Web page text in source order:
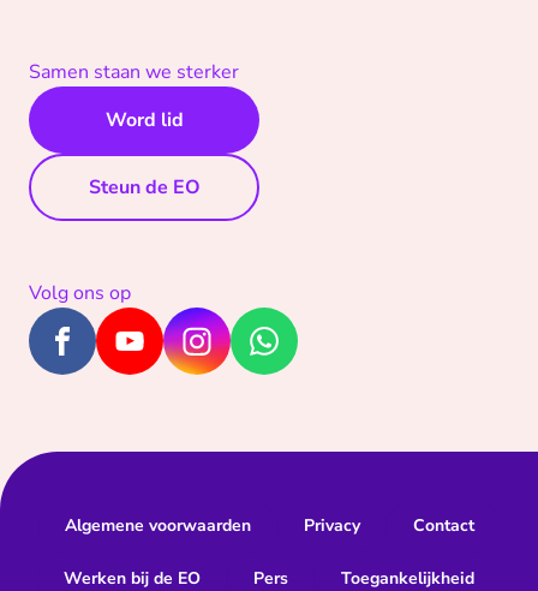
Samen staan we sterker
Word lid
Steun de EO
Volg ons op
Algemene voorwaarden Privacy Contact
Werken bij de EO Pers Toegankelijkheid